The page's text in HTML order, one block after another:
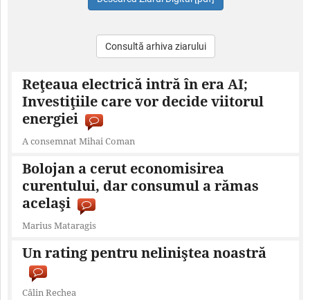
Consultă arhiva ziarului
Reţeaua electrică intră în era AI;
Investiţiile care vor decide viitorul
energiei
A consemnat Mihai Coman
Bolojan a cerut economisirea
curentului, dar consumul a rămas
acelaşi
Marius Mataragis
Un rating pentru neliniştea noastră
Călin Rechea